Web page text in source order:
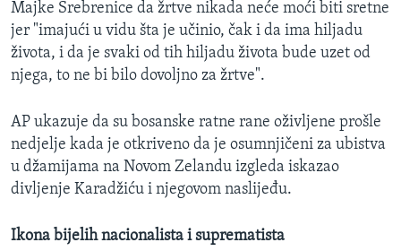
Majke Srebrenice da žrtve nikada neće moći biti sretne
jer "imajući u vidu šta je učinio, čak i da ima hiljadu
života, i da je svaki od tih hiljadu života bude uzet od
njega, to ne bi bilo dovoljno za žrtve".
AP ukazuje da su bosanske ratne rane oživljene prošle
nedjelje kada je otkriveno da je osumnjičeni za ubistva
u džamijama na Novom Zelandu izgleda iskazao
divljenje Karadžiću i njegovom naslijeđu.
Ikona bijelih nacionalista i suprematista